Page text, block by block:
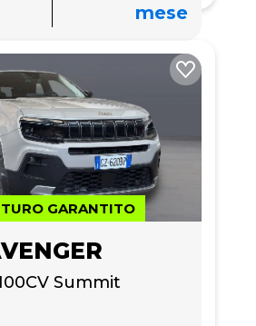
mese
GARANTITO
Summit